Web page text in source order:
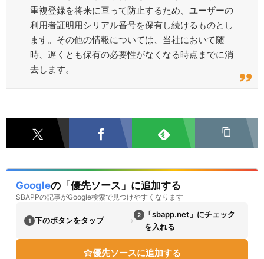
重複登録を将来に亘って防止するため、ユーザーの
利用者証明用シリアル番号を保有し続けるものとし
ます。その他の情報については、当社において随
時、遅くとも保有の必要性がなくなる時点までに消
去します。
Googleの「優先ソース」に追加する
SBAPPの記事がGoogle検索で見つけやすくなります
1 下のボタンをタップ › 2
「sbapp.net」にチェック
を入れる
優先ソースに追加する